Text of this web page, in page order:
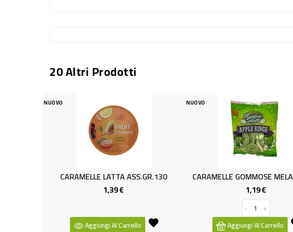
20 Altri Prodotti
LATTA ASS.GR.130
NUOVO
CARAMELLE GOMMOSE MELA GR.200
Aggiungi Al Carrello
NUOVO
PRALINE